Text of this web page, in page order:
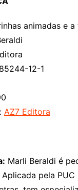
animadas e
12-1
AZ7 Editora
Marli Beraldi é
pela PUC